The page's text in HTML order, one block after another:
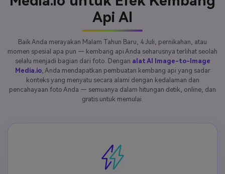
Api AI
Baik Anda merayakan Malam Tahun Baru, 4 Juli, pernikahan, atau
momen spesial apa pun — kembang api Anda seharusnya terlihat seolah
selalu menjadi bagian dari foto. Dengan alat AI Image-to-Image
Media.io, Anda mendapatkan pembuatan kembang api yang sadar
konteks yang menyatu secara alami dengan kedalaman dan
pencahayaan foto Anda — semuanya dalam hitungan detik, online, dan
gratis untuk memulai.